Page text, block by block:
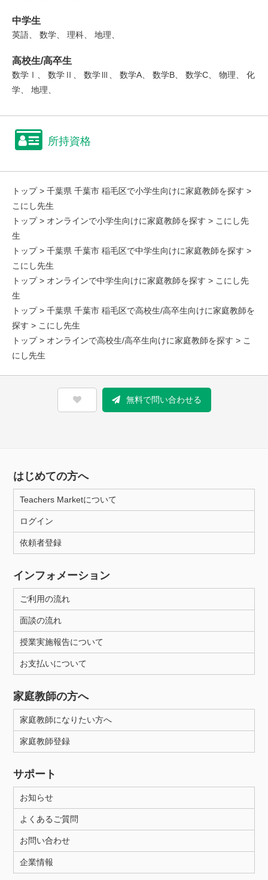
中学生
英語、 数学、 理科、 地理、
高校生/高卒生
数学Ⅰ、 数学Ⅱ、 数学Ⅲ、 数学A、 数学B、 数学C、 物理、 化
学、 地理、
所持資格
トップ> 千葉県 千葉市 稲毛区で小学生向けに家庭教師を探す >
こにし先生
トップ> オンラインで小学生向けに家庭教師を探す > こにし先
生
トップ> 千葉県 千葉市 稲毛区で中学生向けに家庭教師を探す >
こにし先生
トップ> オンラインで中学生向けに家庭教師を探す > こにし先
生
トップ> 千葉県 千葉市 稲毛区で高校生/高卒生向けに家庭教師を
探す > こにし先生
トップ> オンラインで高校生/高卒生向けに家庭教師を探す > こ
にし先生
無料で問い合わせる
はじめての方へ
Teachers Marketについて
ログイン
依頼者登録
インフォメーション
ご利用の流れ
面談の流れ
授業実施報告について
お支払いについて
家庭教師の方へ
家庭教師になりたい方へ
家庭教師登録
サポート
お知らせ
よくあるご質問
お問い合わせ
企業情報